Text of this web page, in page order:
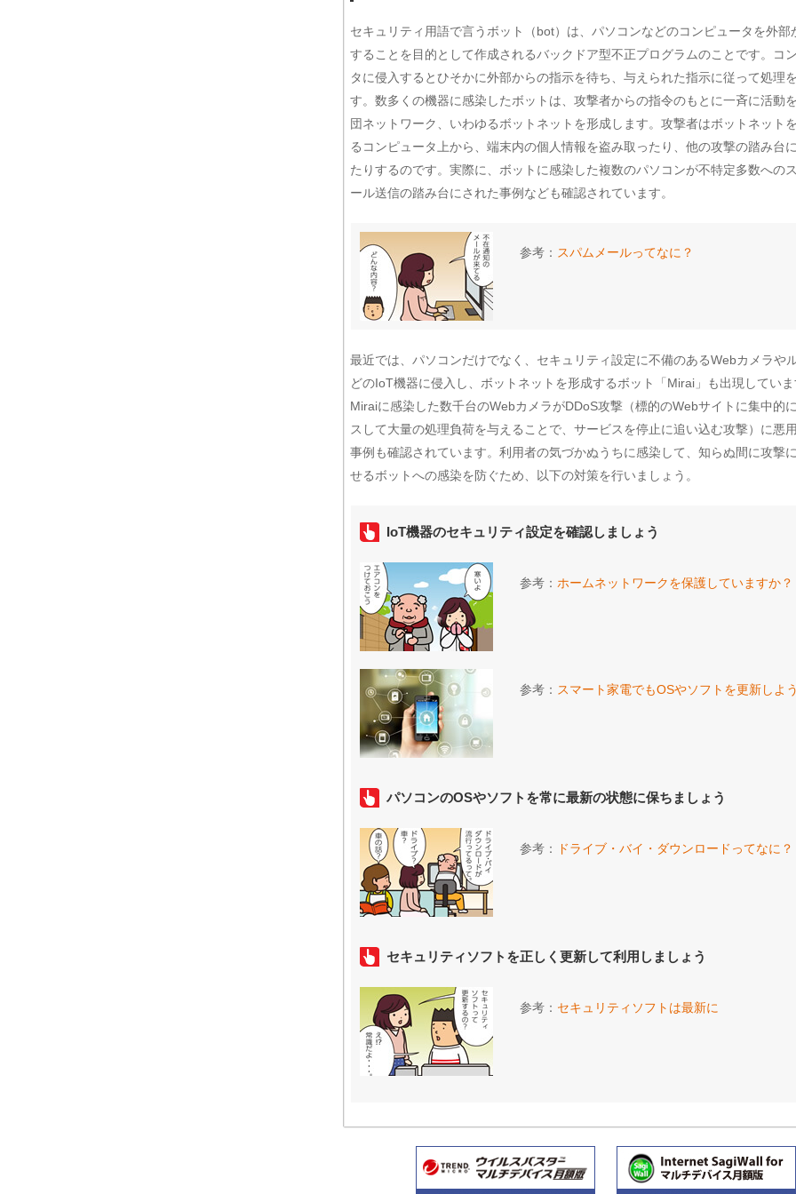
セキュリティ用語で言うボット（bot）は、パソコンなどのコンピュータを外部
することを目的として作成されるバックドア型不正プログラムのことです。コ
タに侵入するとひそかに外部からの指示を待ち、与えられた指示に従って処理
す。数多くの機器に感染したボットは、攻撃者からの指令のもとに一斉に活動
団ネットワーク、いわゆるボットネットを形成します。攻撃者はボットネット
るコンピュータ上から、端末内の個人情報を盗み取ったり、他の攻撃の踏み台
たりするのです。実際に、ボットに感染した複数のパソコンが不特定多数への
ール送信の踏み台にされた事例なども確認されています。
参考： スパムメールってなに？
最近では、パソコンだけでなく、セキュリティ設定に不備のあるWebカメラや
どのIoT機器に侵入し、ボットネットを形成するボット「Mirai」も出現していま
Miraiに感染した数千台のWebカメラがDDoS攻撃（標的のWebサイトに集中的
スして大量の処理負荷を与えることで、サービスを停止に追い込む攻撃）に悪
事例も確認されています。利用者の気づかぬうちに感染して、知らぬ間に攻撃
せるボットへの感染を防ぐため、以下の対策を行いましょう。
IoT機器のセキュリティ設定を確認しましょう
参考： ホームネットワークを保護していますか？
参考： スマート家電でもOSやソフトを更新しよう
パソコンのOSやソフトを常に最新の状態に保ちましょう
参考： ドライブ・バイ・ダウンロードってなに？
セキュリティソフトを正しく更新して利用しましょう
参考： セキュリティソフトは最新に